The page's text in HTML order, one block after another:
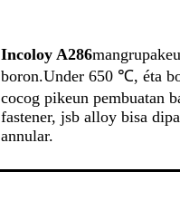
Incoloy A286
boron.Under 650 ℃, éta
cocog pikeun pembuatan
fastener, jsb alloy bisa
annular.